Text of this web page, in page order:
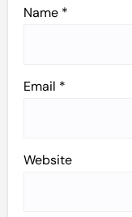
Name *
Email *
Website